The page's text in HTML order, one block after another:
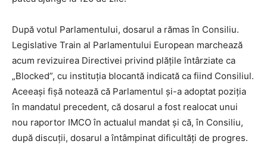
După votul Parlamentului, dosarul a rămas în Consiliu.
Legislative Train al Parlamentului European marchează
acum revizuirea Directivei privind plățile întârziate ca
„Blocked”, cu instituția blocantă indicată ca fiind Consiliul.
Aceeași fișă notează că Parlamentul și-a adoptat poziția
în mandatul precedent, că dosarul a fost realocat unui
nou raportor IMCO în actualul mandat și că, în Consiliu,
după discuții, dosarul a întâmpinat dificultăți de progres.